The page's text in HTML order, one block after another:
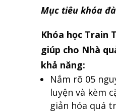
Mục tiêu khóa
Khóa học Train
giúp cho Nhà
khả năng:
Nắm rõ 05
luyện và kèm
giản hóa quá